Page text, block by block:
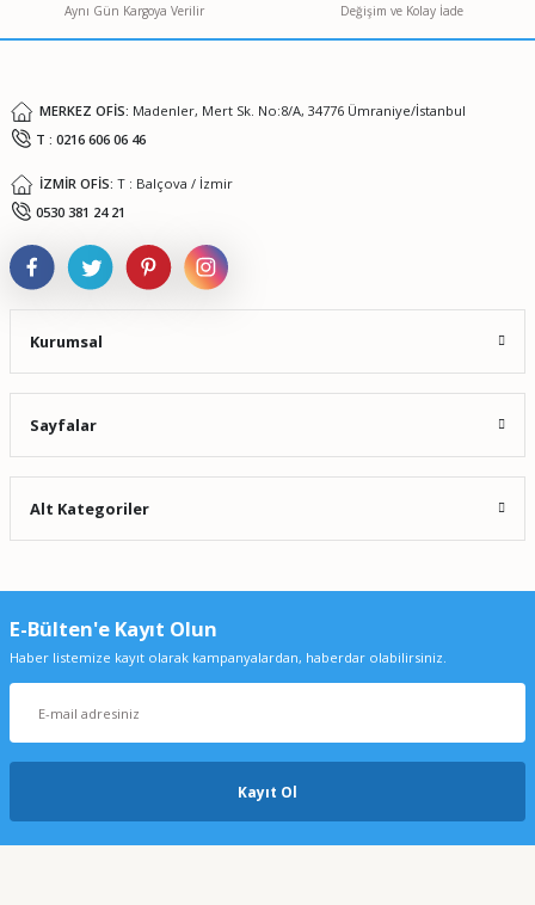
Ürün fiyatı diğer sitelerden daha pahalı.
Aynı Gün Kargoya Verilir
Değişim ve Kolay İade
MERKEZ OFİS: Madenler, Mert Sk. No:8/A, 34776 Ümraniye/İstanbul
T : 0216 606 06 46
İZMİR OFİS: T : Balçova / İzmir
0530 381 24 21
Kurumsal
Sayfalar
Alt Kategoriler
E-Bülten'e Kayıt Olun
Haber listemize kayıt olarak kampanyalardan, haberdar olabilirsiniz.
Kayıt Ol